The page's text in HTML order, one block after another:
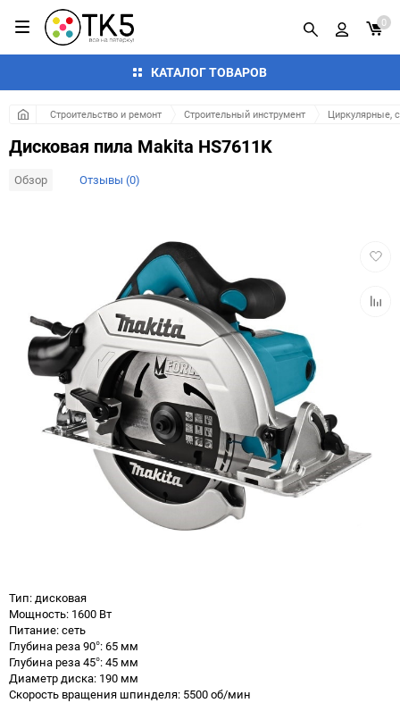
КАТАЛОГ ТОВАРОВ
0
Строительство и ремонт Строительный инструмент Циркулярные,
Дисковая пила Makita HS7611K
Обзор Отзывы (0)
Тип: дисковая
Мощность: 1600 Вт
Питание: сеть
Глубина реза 90°: 65 мм
Глубина реза 45°: 45 мм
Диаметр диска: 190 мм
Скорость вращения шпинделя: 5500 об/мин